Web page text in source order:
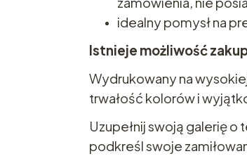
idealny pomysł na
Istnieje możliwość
Wydrukowany na
trwałość kolorów i
Uzupełnij swoją galerię o
podkreśl swoje